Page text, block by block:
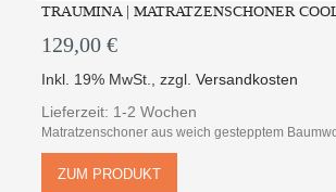
TRAUMINA | MATRATZENSCHONER
129,00 €
Inkl. 19% MwSt. ,zzgl.Versandkosten
Lieferzeit: 1-2 Wochen
Matratzenschoner aus weich gestepptem
ZUM PRODUKT